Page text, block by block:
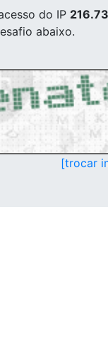
do IP
abaixo.
[trocar